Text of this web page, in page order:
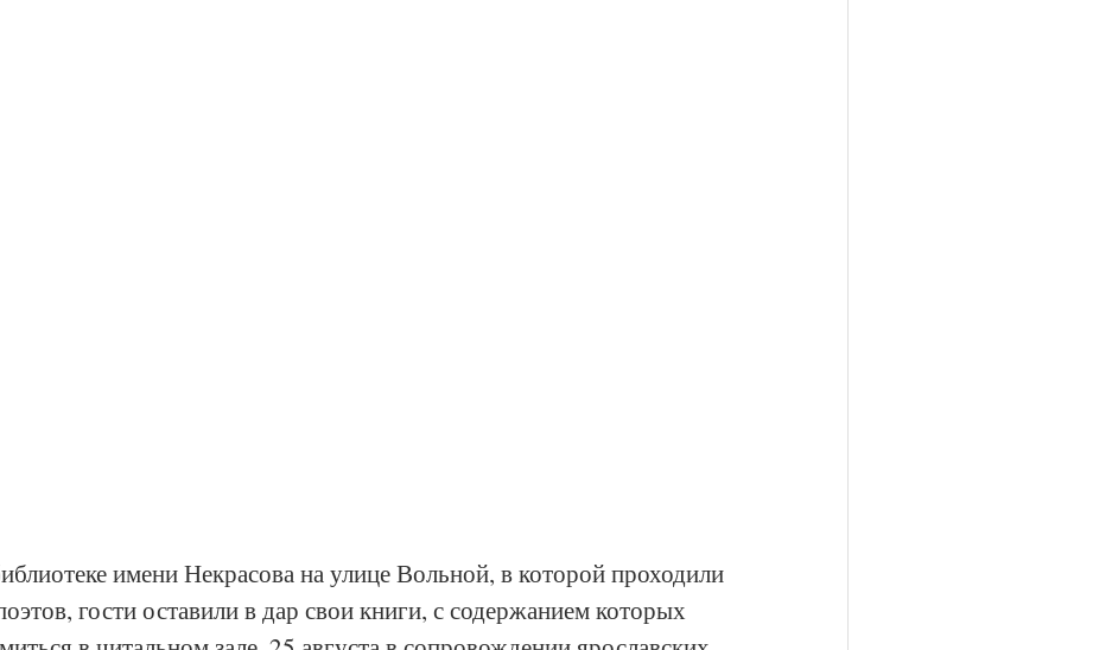
имени Некрасова на улице Вольной, в которой проходили
гости оставили в дар свои книги, с содержанием которых